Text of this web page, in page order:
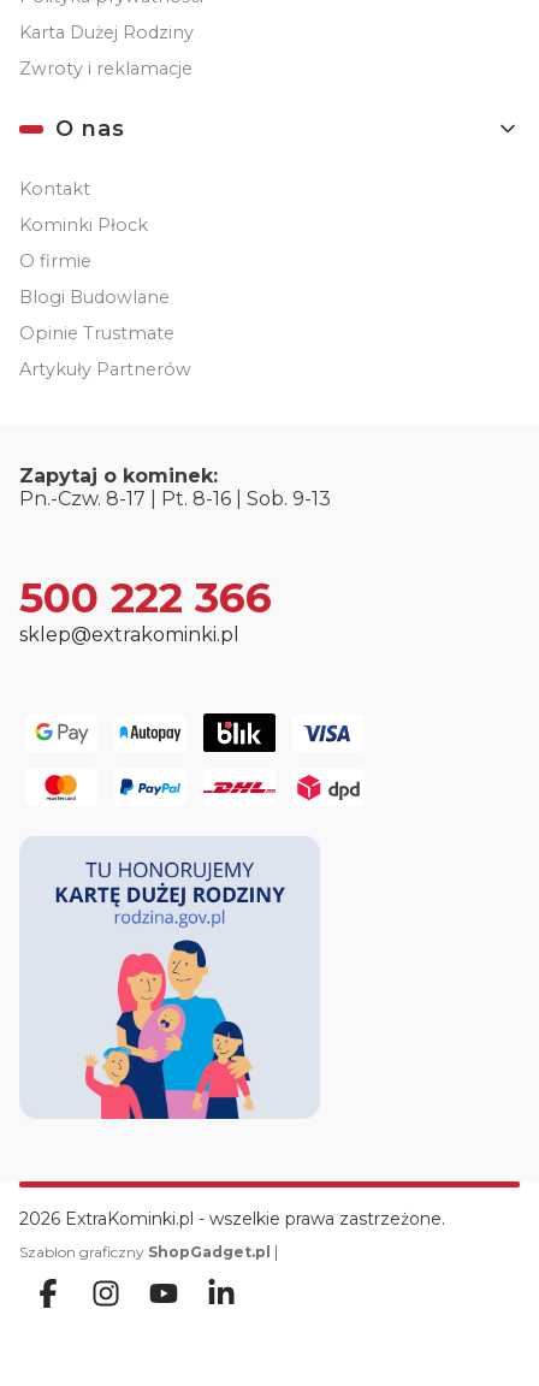
Karta Dużej Rodziny
Zwroty i reklamacje
O nas
Kontakt
Kominki Płock
O firmie
Blogi Budowlane
Opinie Trustmate
Artykuły Partnerów
Zapytaj o kominek:
Pn.-Czw. 8-17 | Pt. 8-16 | Sob. 9-13
500 222 366
sklep@extrakominki.pl
2026 ExtraKominki.pl - wszelkie prawa zastrzeżone.
Szablon graficzny ShopGadget.pl |